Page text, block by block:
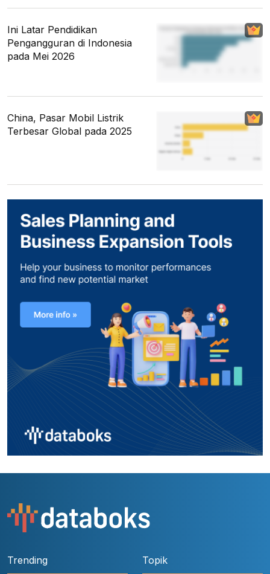
Ini Latar Pendidikan
Pengangguran di Indonesia
pada Mei 2026
China, Pasar Mobil Listrik
Terbesar Global pada 2025
Trending Topik